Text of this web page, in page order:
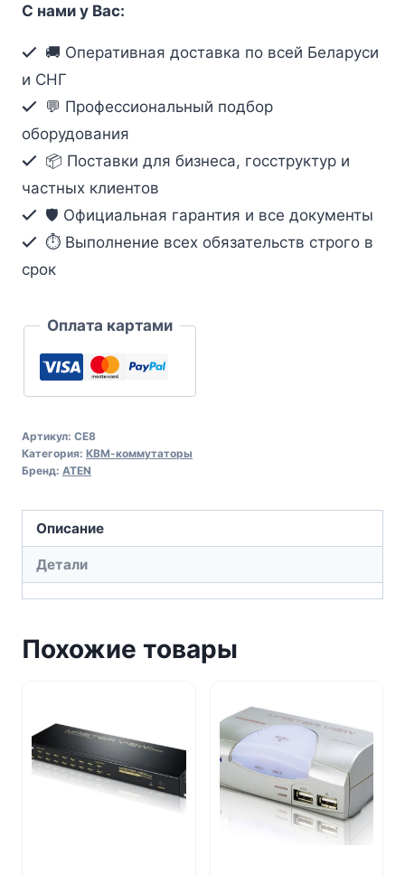
KVM
С нами у Вас:
🚚 Оперативная доставка по всей Беларуси
и СНГ
💬 Профессиональный подбор
оборудования
📦 Поставки для бизнеса, госструктур и
частных клиентов
🛡️ Официальная гарантия и все документы
⏱ Выполнение всех обязательств строго в
срок
Оплата картами
Артикул: CE8
Категория: КВМ-коммутаторы
Бренд: ATEN
Описание
Детали
Похожие товары